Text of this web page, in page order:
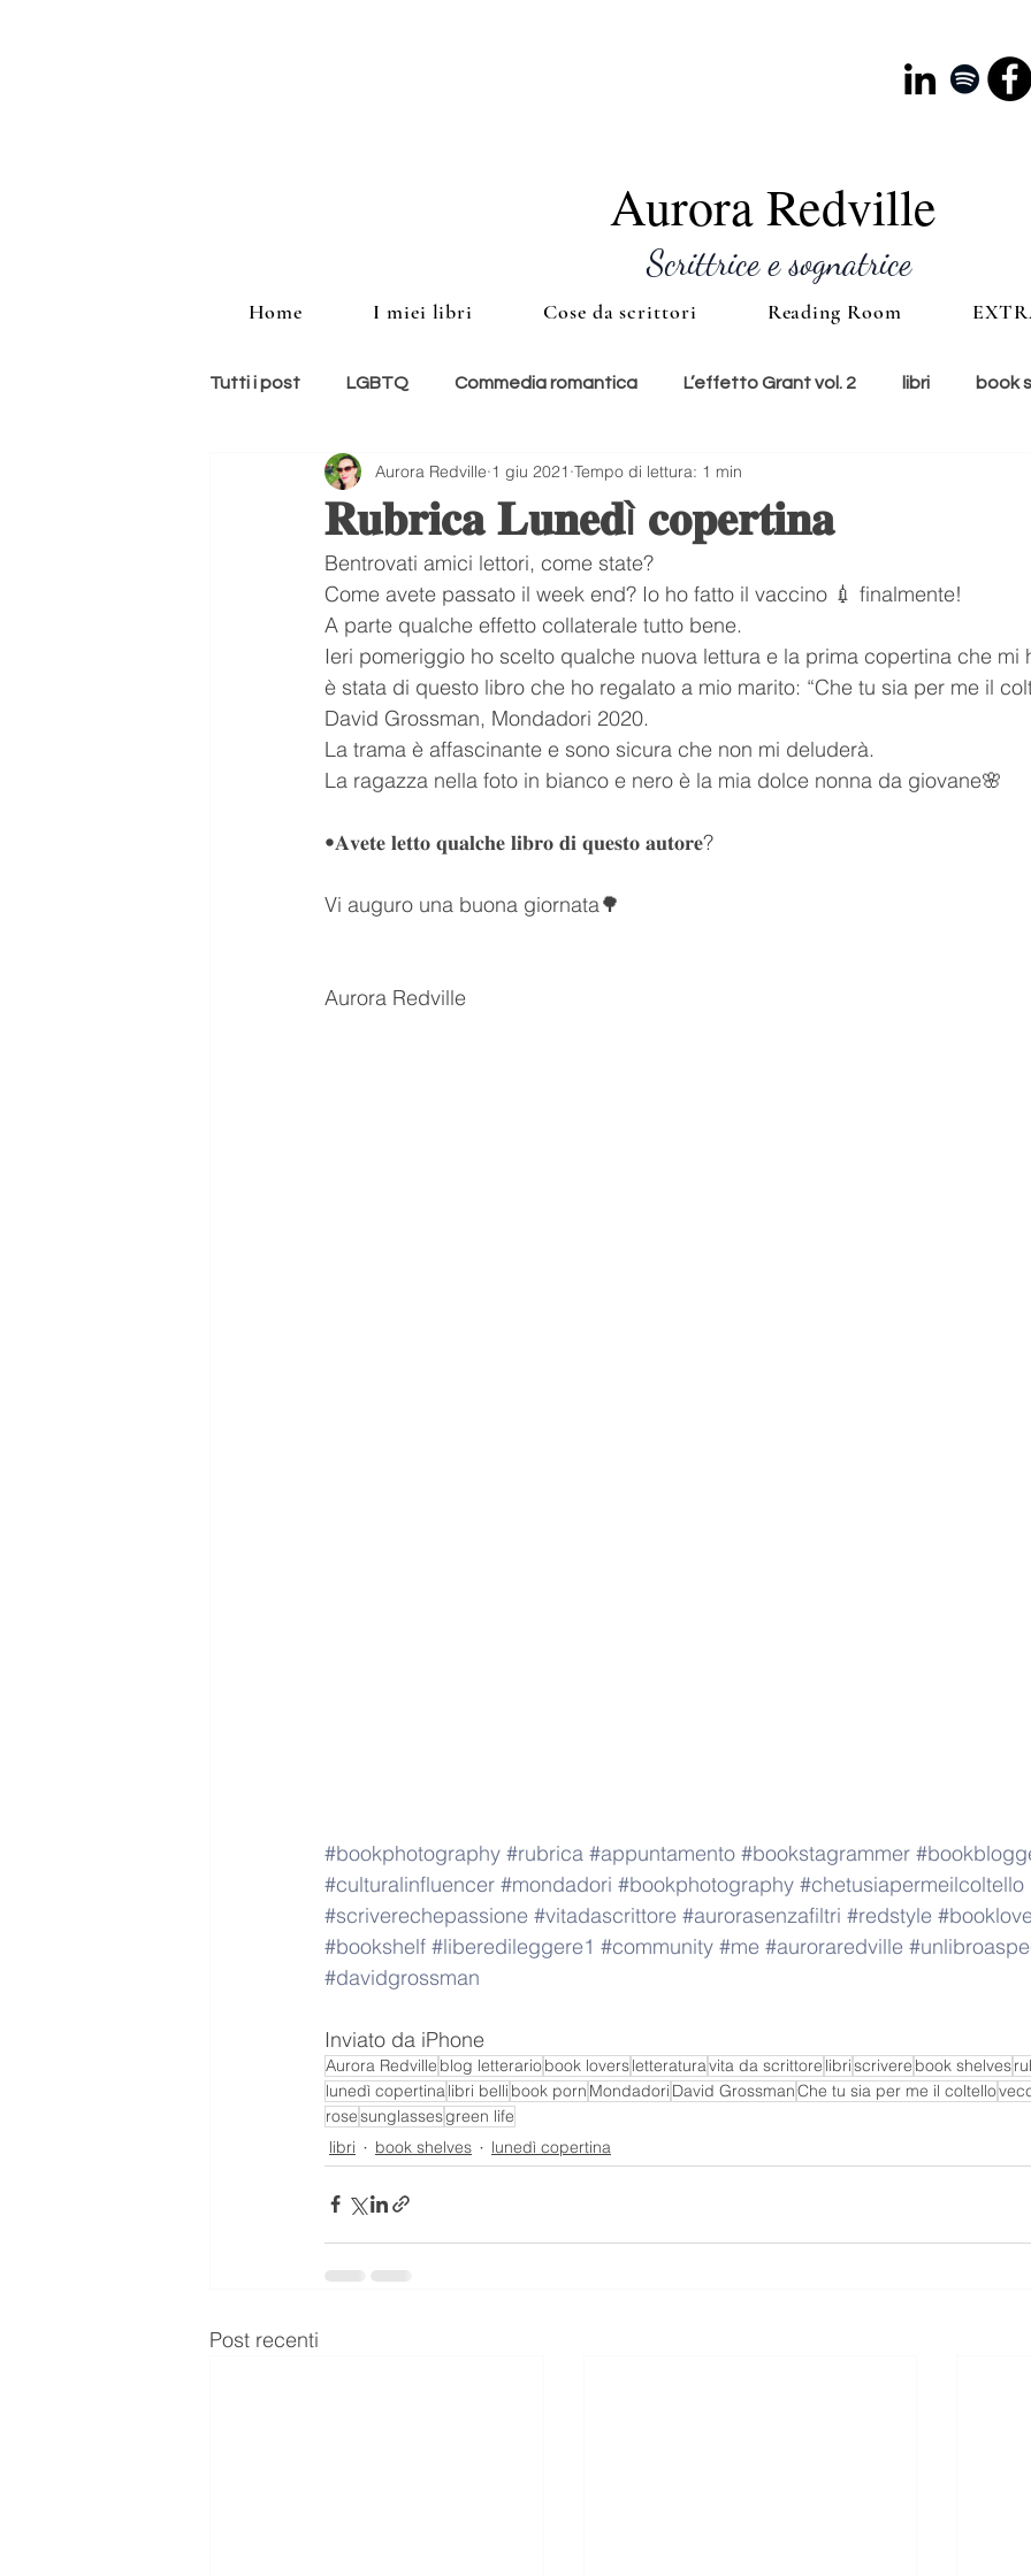
Aurora Redville
Scrittrice e sognatrice
Home I miei libri Cose da scrittori Reading Room
Tutti i post LGBTQ Commedia romantica L’effetto Grant vol. 2 libri book
storie americane memoire lunedì copertina
Aurora ASMR Youtube Youtuber
tendenze Scuola meditazione respiro namaste l'arte del relax
Letteratura Libro scandalo Romance Romanzo
𝐑𝐮𝐛𝐫𝐢𝐜𝐚 𝐋𝐮𝐧𝐞𝐝ì 𝐜𝐨𝐩𝐞𝐫𝐭𝐢𝐧𝐚
Aurora Redville 1 giu 2021 Tempo di lettura: 1 min
Bentrovati amici lettori, come state?
Come avete passato il week end? Io ho fatto il vaccino 💉 finalmente!
A parte qualche effetto collaterale tutto bene.
Ieri pomeriggio ho scelto qualche nuova lettura e la prima copertina che mi
è stata di questo libro che ho regalato a mio marito: “Che tu sia per me il
David Grossman, Mondadori 2020.
La trama è affascinante e sono sicura che non mi deluderà.
La ragazza nella foto in bianco e nero è la mia dolce nonna da giovane🌸
•𝐀𝐯𝐞𝐭𝐞 𝐥𝐞𝐭𝐭𝐨 𝐪𝐮𝐚𝐥𝐜𝐡𝐞 𝐥𝐢𝐛𝐫𝐨 𝐝𝐢 𝐪𝐮𝐞𝐬𝐭𝐨 𝐚𝐮𝐭𝐨𝐫𝐞?
Vi auguro una buona giornata🌳
Aurora Redville
#bookphotography #rubrica #appuntamento #bookstagrammer
#culturalinfluencer #mondadori #bookphotography #chetusiapermeilcoltello
#scriverechepassione #vitadascrittore #aurorasenzafiltri #redstyle
#bookshelf #liberedileggere1 #community #me #auroraredville
#davidgrossman
Inviato da iPhone
Aurora Redville blog letterariobook loversletteraturavita da scrittore libriscrivere book shelves
lunedì copertina libri belli book porn Mondadori David GrossmanChe tu sia per me il coltello
rosesunglassesgreen life
libri
book shelves lunedì copertina
Post recenti